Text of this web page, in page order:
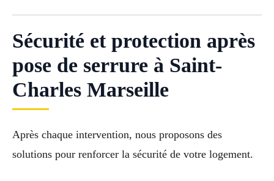
Sécurité et protection après
pose de serrure à Saint-
Charles Marseille
Après chaque intervention, nous proposons des
solutions pour renforcer la sécurité de votre logement.